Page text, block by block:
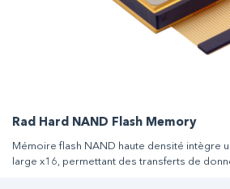
Rad Hard NAND Flash Memory
Mémoire flash NAND haute densité intègre
large x16, permettant des transferts de